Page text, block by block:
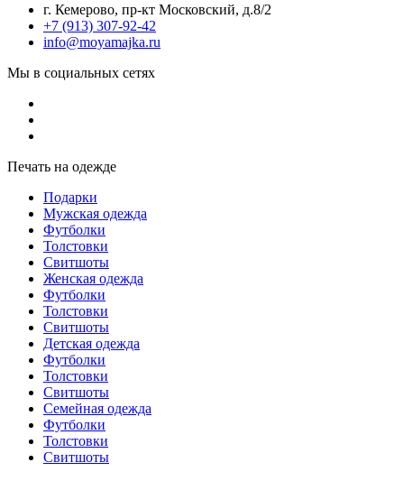
г. Кемерово, пр-кт Московский, д.8/2
+7 (913) 307-92-42
info@moyamajka.ru
Мы в социальных сетях
Печать на одежде
Подарки
Мужская одежда
Футболки
Толстовки
Свитшоты
Женская одежда
Футболки
Толстовки
Свитшоты
Детская одежда
Футболки
Толстовки
Свитшоты
Семейная одежда
Футболки
Толстовки
Свитшоты